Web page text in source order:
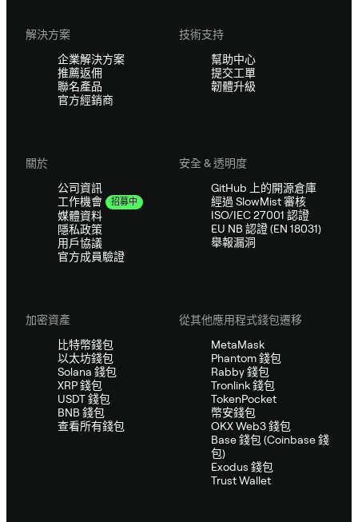
解決方案
企業解決方案
推薦返佣
聯名產品
官方經銷商
技術支持
幫助中心
提交工單
韌體升級
關於
公司資訊
工作機會
招募中
媒體資料
隱私政策
用戶協議
官方成員驗證
安全 & 透明度
GitHub 上的開源倉庫
經過 SlowMist 審核
ISO/IEC 27001 認證
EU NB 認證 (EN 18031)
舉報漏洞
加密資產
比特幣錢包
以太坊錢包
Solana 錢包
XRP 錢包
USDT 錢包
BNB 錢包
查看所有錢包
從其他應用程式錢包遷移
MetaMask
Phantom 錢包
Rabby 錢包
Tronlink 錢包
TokenPocket
幣安錢包
OKX Web3 錢包
Base 錢包 (Coinbase 錢
包)
Exodus 錢包
Trust Wallet